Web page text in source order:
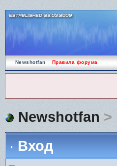
Newshotfan Правила форума
Newshotfan >
Вход